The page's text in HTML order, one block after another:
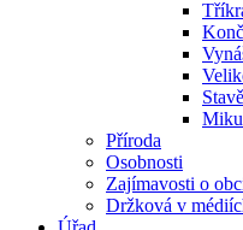
Příroda
Osobnosti
Zajímavosti o
Držková v